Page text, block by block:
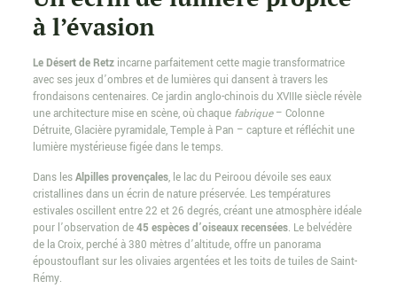
à l’évasion
Le Désert de Retzincarne parfaitement cette magie transformatrice
avec ses jeux d’ombres et de lumières qui dansent à travers les
frondaisons centenaires. Ce jardin anglo-chinois du XVIIIe siècle révèle
une architecture mise en scène, où chaque fabrique– Colonne
Détruite, Glacière pyramidale, Temple à Pan – capture et réfléchit une
lumière mystérieuse figée dans le temps.
Dans lesAlpilles provençales, le lac du Peiroou dévoile ses eaux
cristallines dans un écrin de nature préservée. Les températures
estivales oscillent entre 22 et 26 degrés, créant une atmosphère idéale
pour l’observation de45 espèces d’oiseaux recensées. Le belvédère
de la Croix, perché à 380 mètres d’altitude, offre un panorama
époustouflant sur les olivaies argentées et les toits de tuiles de Saint-
Rémy.